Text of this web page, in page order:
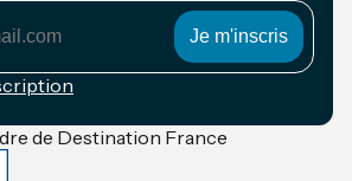
de Destination France